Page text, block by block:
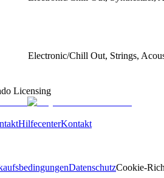
Electronic/Chill Out, Strings,
Licensing
HilfecenterKontakt
DatenschutzCookie-